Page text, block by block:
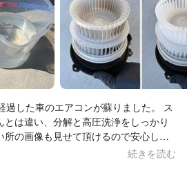
過した車のエアコンが蘇りました。 ス
は違い、分解と高圧洗浄をしっかり
所の画像も見せて頂けるので安心して
足な仕上がりです。 本当にありがとう
続きを読む